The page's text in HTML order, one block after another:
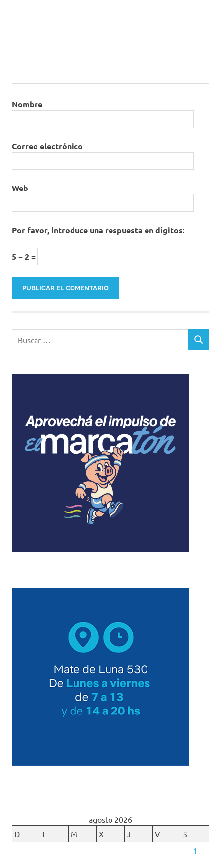
Nombre
Correo electrónico
Web
Por favor, introduce una respuesta en dígitos:
5 − 2 =
BUSCAR
agosto 2026
D
L M X J V
S
1